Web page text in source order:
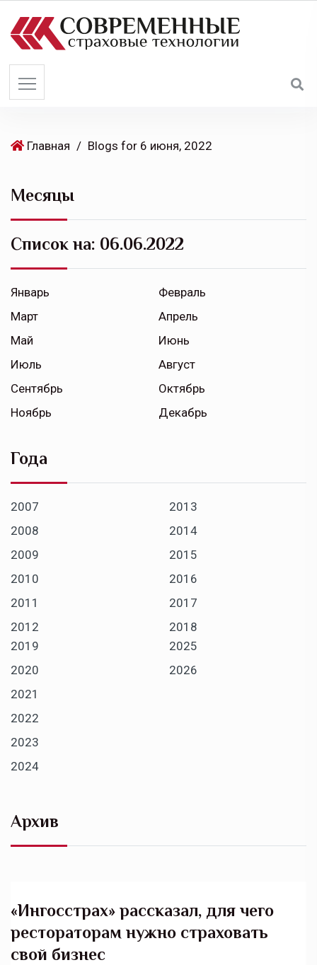
Главная / Blogs for 6 июня, 2022
Месяцы
Список на: 06.06.2022
Январь
Февраль
Март
Апрель
Май
Июнь
Июль
Август
Сентябрь
Октябрь
Ноябрь
Декабрь
Года
2007
2008
2009
2010
2011
2012
2013
2014
2015
2016
2017
2018
2019
2020
2021
2022
2023
2024
2025
2026
Архив
«Ингосстрах» рассказал, для чего
рестораторам нужно страховать
свой бизнес